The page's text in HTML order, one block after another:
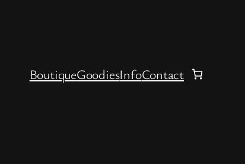
BoutiqueGoodiesInfoContact